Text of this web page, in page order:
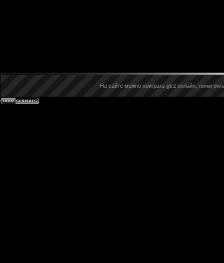
На сайте можно поиграть gtr2 онлайн, гонки